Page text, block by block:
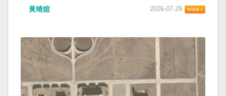
黃靖媗 2026-07-29